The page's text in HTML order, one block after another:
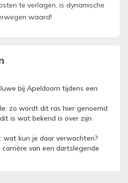
te verlagen, is dynamische
waard!
bij Apeldoorn tijdens een
zo wordt dit ras hier genoemd
is wat bekend is over zijn
wat kun je daar verwachten?
van een dartslegende